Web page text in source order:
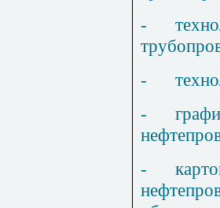
-
-
-
-